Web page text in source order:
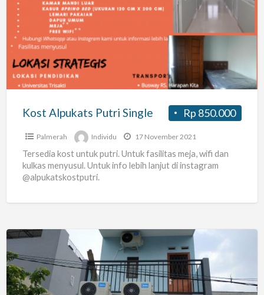
Alpukats
Putri
Single
Rp 850.000
Kost Alpukats Putri Single
Palmerah Individu 17 November 2021
Tersedia kost untuk putri. Untuk fasilitas meja, wifi dan
kulkas menyusul. Untuk info lebih lanjut di instagram
@alpukatskostputri.
Kos
ajra,
Palmerah,